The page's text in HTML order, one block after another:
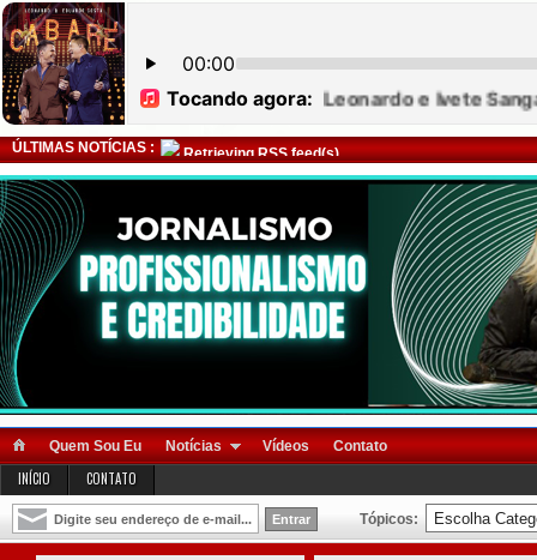
ÚLTIMAS NOTÍCIAS : Retrieving RSS feed(s)
Quem Sou Eu Notícias Vídeos Contato
INÍCIO CONTATO
Tópicos: